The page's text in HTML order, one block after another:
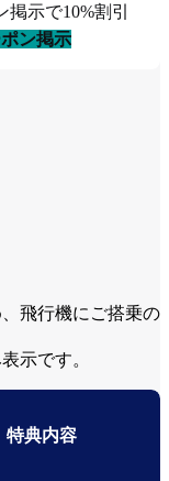
掲示で10%割引
ン掲示
飛行機にご搭乗の
示です。
特典内容